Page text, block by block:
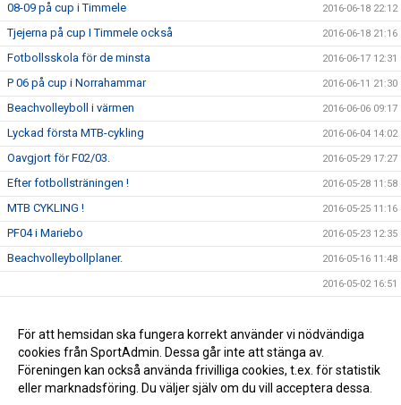
08-09 på cup i Timmele 2016-06-18 22:12
Tjejerna på cup I Timmele också 2016-06-18 21:16
Fotbollsskola för de minsta 2016-06-17 12:31
P 06 på cup i Norrahammar 2016-06-11 21:30
Beachvolleyboll i värmen 2016-06-06 09:17
Lyckad första MTB-cykling 2016-06-04 14:02
Oavgjort för F02/03. 2016-05-29 17:27
Efter fotbollsträningen ! 2016-05-28 11:58
MTB CYKLING ! 2016-05-25 11:16
PF04 i Mariebo 2016-05-23 12:35
Beachvolleybollplaner. 2016-05-16 11:48
2016-05-02 16:51
Hestra SSK med Shiffrin. 2015-11-05 18:30
Godmorgon alla Hssk fan. 2015-11-04 16:54
För att hemsidan ska fungera korrekt använder vi nödvändiga
cookies från SportAdmin. Dessa går inte att stänga av.
Föreningen kan också använda frivilliga cookies, t.ex. för statistik
eller marknadsföring. Du väljer själv om du vill acceptera dessa.